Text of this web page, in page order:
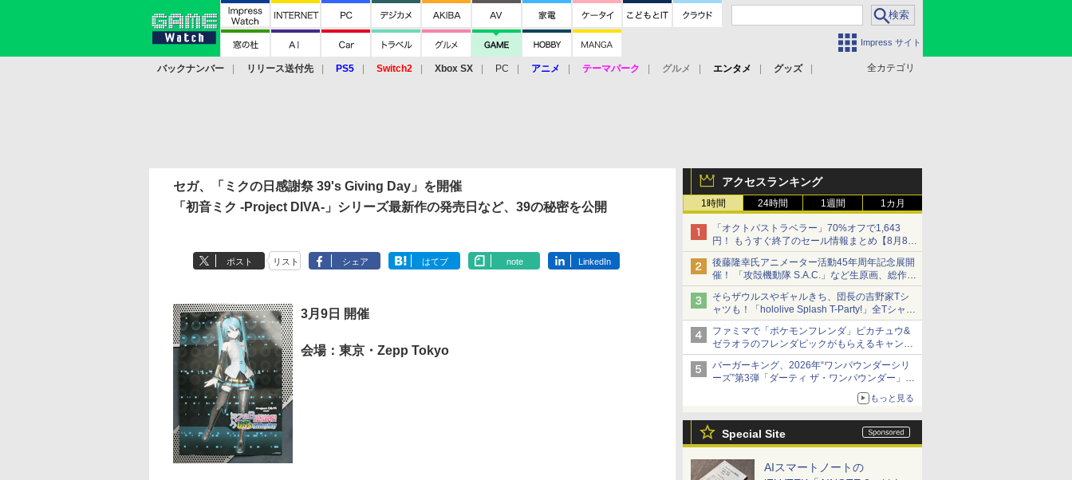
Impress サイト
全カテゴリ
バックナンバー リリース送付先 PS5 Switch2 Xbox SX PC アニメ テーマパーク グルメ エンタメ
グッズ
アクセスランキング
1時間 24時間 1週間 1カ月
「オクトパストラベラー」70%オフで1,643
円！ もうすぐ終了のセール情報まとめ【8月8日
更新】
ニンテンドーeショップでは「大神 絶景版」が
67%オフで990円
後藤隆幸氏アニメーター活動45年周年記念展開
催！ 「攻殻機動隊 S.A.C.」など生原画、総作画
監督修正が展示
そらザウルスやギャルきち、団長の吉野家Tシ
ャツも！「hololive Splash T-Party!」全Tシャツ
ラインナップ公開＆オンライン販売開始
ファミマで「ポケモンフレンダ」ピカチュウ&
ゼラオラのフレンダピックがもらえるキャンペ
ーン開催！
バーガーキング、2026年“ワンパウンダーシリ
ーズ”第3弾「ダーティ ザ・ワンパウンダー」を
「特製ガーリックマヨソース」を使用した超大
もっと見る
Special Site
AIスマートノートの
セガ、「ミクの日感謝祭 39's Giving Day」を開催
「初音ミク -Project DIVA-」シリーズ最新作の発売日など、39の秘密を公開
ポスト リスト シェア はてブ note LinkedIn
3月9日 開催
会場：東京・Zepp Tokyo